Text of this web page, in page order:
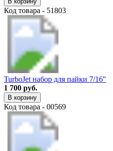
Код товара - 51803
TurboJet набор для пайки 7/16"
1 700 руб.
В корзину
Код товара - 00569